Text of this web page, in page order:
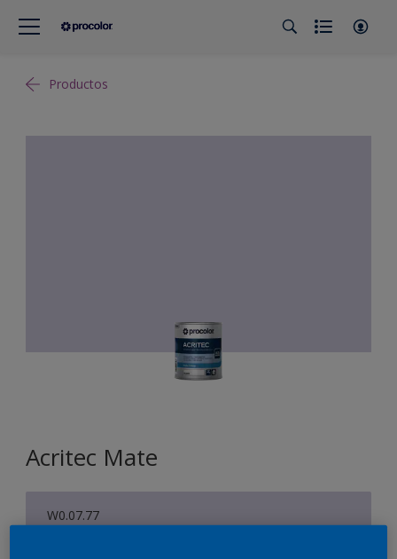
Productos
Acritec Mate
W0.07.77